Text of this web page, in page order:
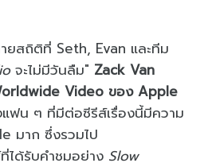
ยสถิติที่ Seth, Evan และทีม
จะไม่มีวันลืม" Zack Van
Video ของ Apple
ฟน ๆ ที่มีต่อซีรีส์เรื่องนี้มีความ
มาก ซึ่งรวมไป
ได้รับคำชมอย่าง Slow